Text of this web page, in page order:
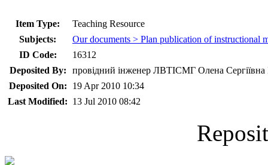
Item Type:
Teaching Resource
Subjects:
Our documents > Plan publication of instructional
ID Code:
16312
Deposited By:
провідний інженер ЛВТІСМГ Олена
Deposited On:
19 Apr 2010 10:34
Last Modified: 13 Jul 2010 08:42